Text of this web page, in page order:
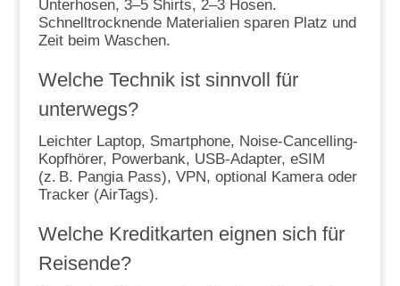
Unterhosen, 3–5 Shirts, 2–3 Hosen.
Schnelltrocknende Materialien sparen Platz und
Zeit beim Waschen.
Welche Technik ist sinnvoll für
unterwegs?
Leichter Laptop, Smartphone, Noise-Cancelling-
Kopfhörer, Powerbank, USB-Adapter, eSIM
(z. B. Pangia Pass), VPN, optional Kamera oder
Tracker (AirTags).
Welche Kreditkarten eignen sich für
Reisende?